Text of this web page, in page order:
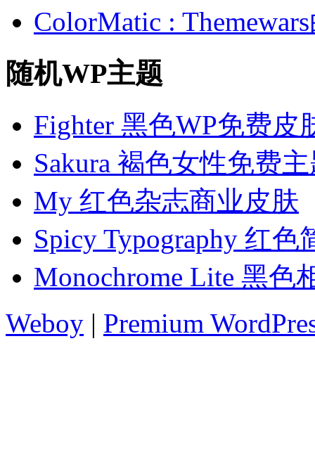
ColorMatic :
随机WP主题
Fighter 黑色WP免费皮
Sakura 褐色女性免费
My 红色杂志商业皮肤
Spicy Typography 红
Monochrome Lite 黑色
Weboy | Premium